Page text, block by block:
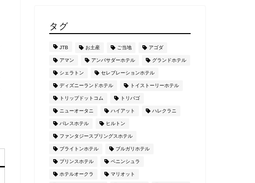
タグ
JTB お土産 ご当地 アゴダ
アマン アンバサダーホテル グランドホテル
シェラトン セレブレーションホテル
ディズニーランドホテル トイストーリーホテル
トリップドットコム トリバゴ
ニューオータニ ハイアット ハレクラニ
パレスホテル ヒルトン
ファンタジースプリングスホテル
ブライトンホテル ブルガリホテル
プリンスホテル ペニンシュラ
ホテルオークラ マリオット